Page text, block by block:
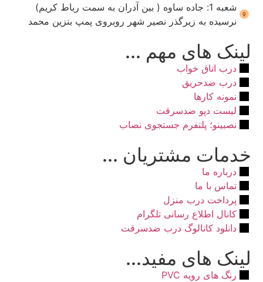
شعبه 1: جاده ساوه ( بین آدران به سمت رباط کریم)
نرسیده به زیرگذر نصیر شهر روبروی پمپ بنزین محمد
لینک های مهم ...
درب اتاق خواب
درب ضدحریق
نمونه کارها
لیست دپو ضدسرقت
نصبینو؛ پلتفرم جستجوی نصاب
خدمات مشتریان ...
درباره ما
تماس با ما
پرداخت درب منزل
کانال اطلاع رسانی تلگرام
دانلود کاتالوگ درب ضدسرقت
لینک های مفید...
رنگ های رویه PVC